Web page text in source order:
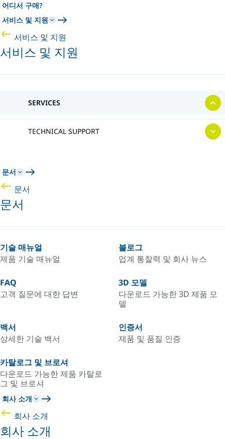
어디서 구매?
서비스 및 지원
서비스 및 지원
서비스 및 지원
SERVICES
TECHNICAL SUPPORT
문서
문서
문서
기술 매뉴얼
제품 기술 매뉴얼
블로그
업계 통찰력 및 회사 뉴스
FAQ
고객 질문에 대한 답변
3D 모델
다운로드 가능한 3D 제품 모
델
백서
상세한 기술 백서
인증서
제품 및 품질 인증
카탈로그 및 브로셔
다운로드 가능한 제품 카탈로
그 및 브로셔
회사 소개
회사 소개
회사 소개